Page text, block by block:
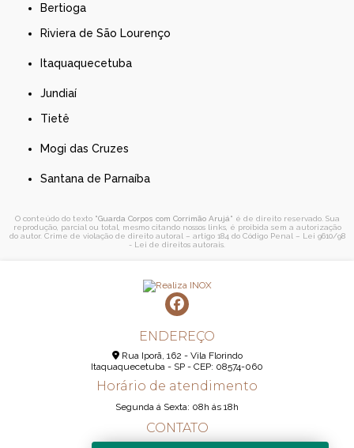
Bertioga
Riviera de São Lourenço
Itaquaquecetuba
Jundiaí
Tietê
Mogi das Cruzes
Santana de Parnaíba
O conteúdo do texto "Guarda Corpos com Corrimão Arujá" é de direito reservado. Sua
reprodução, parcial ou total, mesmo citando nossos links, é proibida sem a autorização
do autor. Crime de violação de direito autoral – artigo 184 do Código Penal – Lei 9610/98
- Lei de direitos autorais
ENDEREÇO
Rua Iporã, 162 - Vila Florindo
Itaquaquecetuba - SP - CEP: 08574-060
Horário de atendimento
Segunda á Sexta: 08h ás 18h
CONTATO